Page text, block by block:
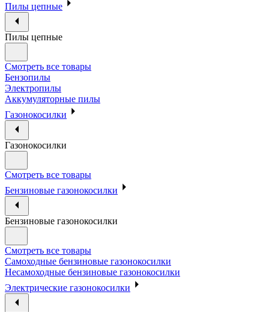
Пилы цепные
Пилы цепные
Смотреть все товары
Бензопилы
Электропилы
Аккумуляторные пилы
Газонокосилки
Газонокосилки
Смотреть все товары
Бензиновые газонокосилки
Бензиновые газонокосилки
Смотреть все товары
Самоходные бензиновые газонокосилки
Несамоходные бензиновые газонокосилки
Электрические газонокосилки